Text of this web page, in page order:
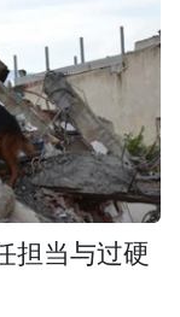
担当与过硬